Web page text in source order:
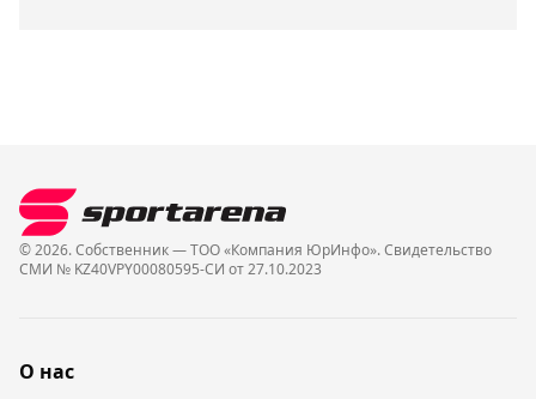
© 2026. Собственник — ТОО «Компания ЮрИнфо». Cвидетельство
СМИ № KZ40VPY00080595-СИ от 27.10.2023
О нас